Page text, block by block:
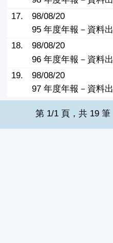
17.
98/08/20
95 年度年報－資料
18.
98/08/20
96 年度年報－資料
19.
98/08/20
97 年度年報－資料
第 1/1 頁，共 19 筆